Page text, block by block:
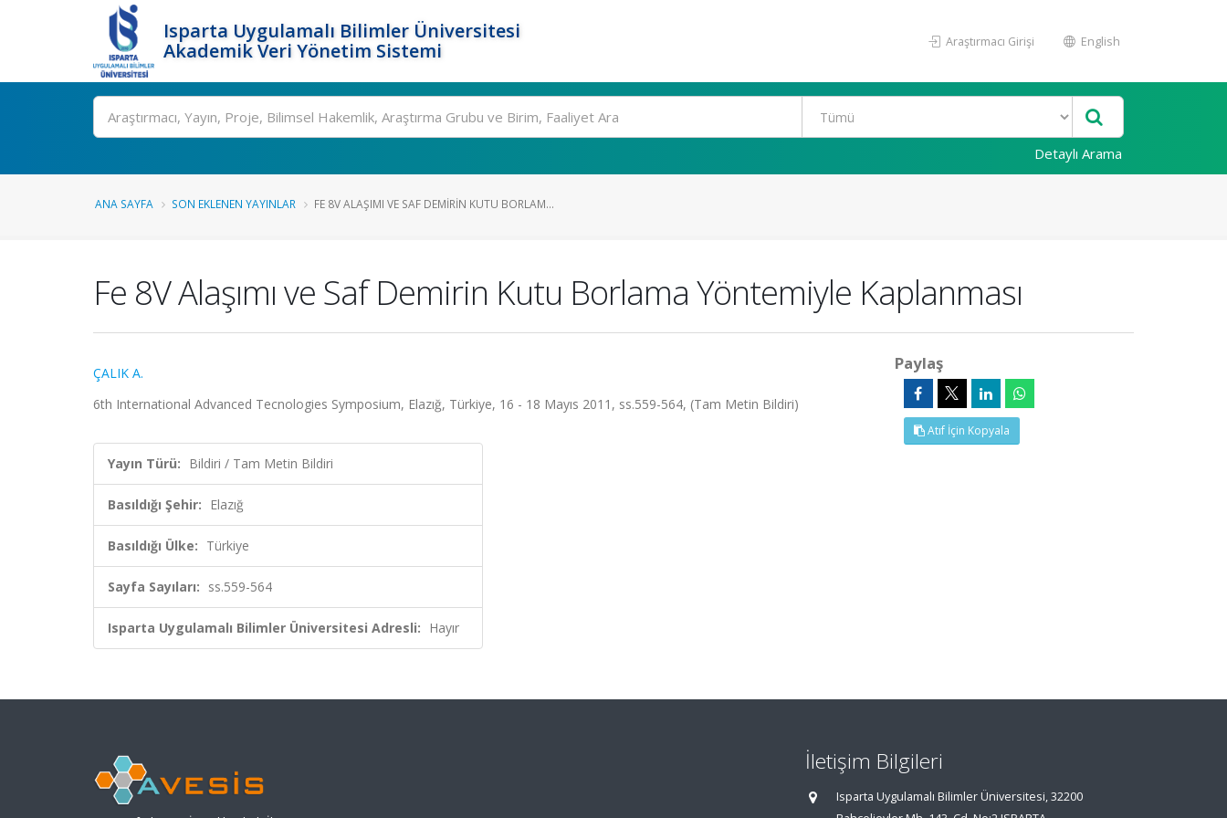
Isparta Uygulamalı Bilimler Üniversitesi
Akademik Veri Yönetim Sistemi
Araştırmacı Girişi English
Ara
Detaylı Arama
ANA SAYFA SON EKLENEN YAYINLAR FE 8V ALAŞIMI VE SAF DEMIRIN KUTU BORLAM...
Fe 8V Alaşımı ve Saf Demirin Kutu Borlama Yöntemiyle Kaplanması
ÇALIK A.
6th International Advanced Tecnologies Symposium, Elazığ, Türkiye, 16 - 18 Mayıs 2011, ss.559-564, (Tam Metin Bildiri)
Yayın Türü: Bildiri / Tam Metin Bildiri
Basıldığı Şehir: Elazığ
Basıldığı Ülke: Türkiye
Sayfa Sayıları: ss.559-564
Isparta Uygulamalı Bilimler Üniversitesi Adresli: Hayır
Paylaş
Atıf İçin Kopyala
İletişim Bilgileri
Isparta Uygulamalı Bilimler Üniversitesi, 32200